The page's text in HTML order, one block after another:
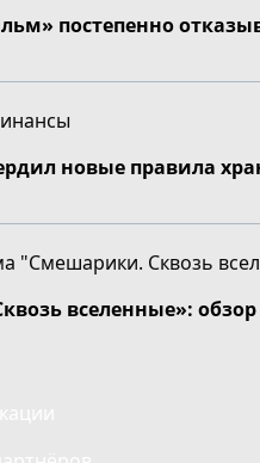
постепенно
новые правила
вселенные»: